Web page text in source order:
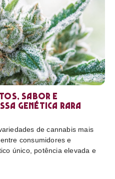
sabor e
genética rara
de cannabis mais
consumidores e
único, potência elevada e